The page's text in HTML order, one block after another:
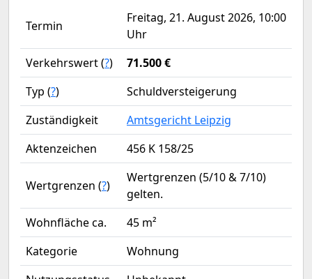
Termin
Freitag, 21. August 2026, 10:00
Uhr
Verkehrswert (?)
71.500 €
Typ (?)
Schuldversteigerung
Zuständigkeit
Amtsgericht Leipzig
Aktenzeichen
456 K 158/25
Wertgrenzen (?)
Wertgrenzen (5/10 & 7/10)
gelten.
Wohnfläche ca.
45 m²
Kategorie
Wohnung